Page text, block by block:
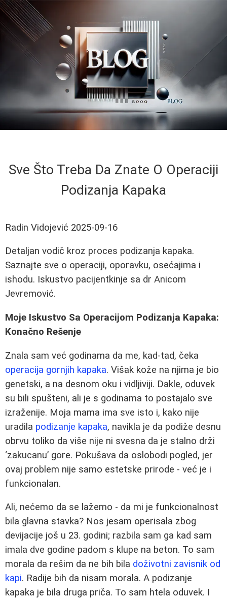
Sve Što Treba Da Znate O Operaciji
Podizanja Kapaka
Radin Vidojević 2025-09-16
Detaljan vodič kroz proces podizanja kapaka.
Saznajte sve o operaciji, oporavku, osećajima i
ishodu. Iskustvo pacijentkinje sa dr Anicom
Jevremović.
Moje Iskustvo Sa Operacijom Podizanja Kapaka:
Konačno Rešenje
Znala sam već godinama da me, kad-tad, čeka
operacija gornjih kapaka. Višak kože na njima je bio
genetski, a na desnom oku i vidljiviji. Dakle, oduvek
su bili spušteni, ali je s godinama to postajalo sve
izraženije. Moja mama ima sve isto i, kako nije
uradila podizanje kapaka, navikla je da podiže desnu
obrvu toliko da više nije ni svesna da je stalno drži
‘zakucanu’ gore. Pokušava da oslobodi pogled, jer
ovaj problem nije samo estetske prirode - već je i
funkcionalan.
Ali, nećemo da se lažemo - da mi je funkcionalnost
bila glavna stavka? Nos jesam operisala zbog
devijacije još u 23. godini; razbila sam ga kad sam
imala dve godine padom s klupe na beton. To sam
morala da rešim da ne bih bila doživotni zavisnik od
kapi. Radije bih da nisam morala. A podizanje
kapaka je bila druga priča. To sam htela oduvek. I